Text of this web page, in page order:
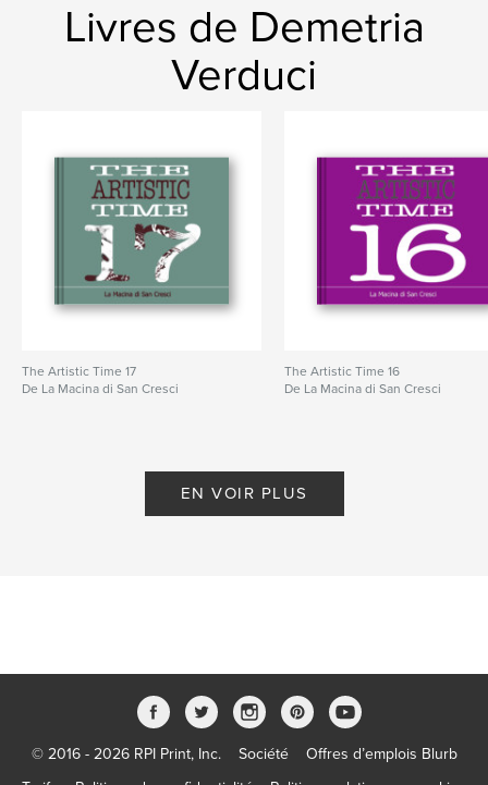
Livres de Demetria
Verduci
The Artistic Time 17
De La Macina di San Cresci
The Artistic Time 16
De La Macina di San Cresci
EN VOIR PLUS
© 2016 - 2026 RPI Print, Inc. Société
Offres d’emplois Blurb